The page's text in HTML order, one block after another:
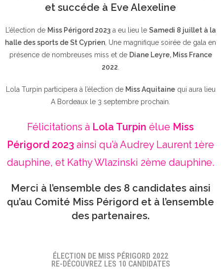
et succéde à Eve Alexeline
L’élection de Miss Périgord 2023a eu lieu le Samedi 8 juillet à la
halle des sports de St Cyprien , Une magnifique soirée de gala en
présence de nombreuses miss et de Diane Leyre, Miss France
2022
Lola Turpin participera à l’élection de Miss Aquitainequi aura lieu
A Bordeaux le 3 septembre prochain.
Félicitations à Lola Turpin élue Miss
Périgord 2023 ainsi qu’à Audrey Laurent 1ère
dauphine, et Kathy Wlazinski 2ème dauphine.
Merci à l’ensemble des 8 candidates ainsi
qu’au Comité Miss Périgord et à l’ensemble
des partenaires.
ÉLECTION DE MISS PÉRIGORD 2022
RE-DÉCOUVREZ LES 10 CANDIDATES